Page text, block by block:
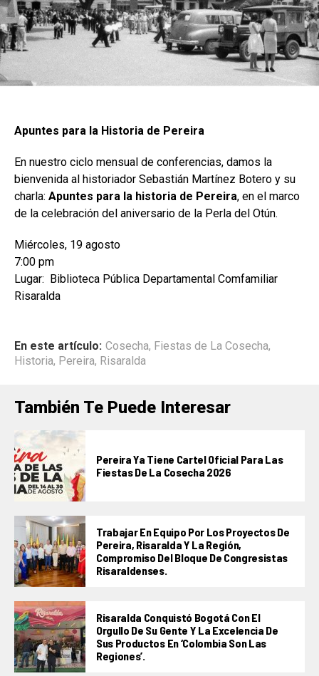
Apuntes para la Historia de Pereira
En nuestro ciclo mensual de conferencias, damos la
bienvenida al historiador Sebastián Martínez Botero y su
charla: Apuntes para la historia de Pereira, en el marco
de la celebración del aniversario de la Perla del Otún.
Miércoles, 19 agosto
7:00 pm
Lugar: Biblioteca Pública Departamental Comfamiliar
Risaralda
En este artículo: Cosecha, Fiestas de La Cosecha,
Historia, Pereira, Risaralda
También Te Puede Interesar
Pereira Ya Tiene Cartel Oficial Para Las
Fiestas De La Cosecha 2026
Trabajar En Equipo Por Los Proyectos De
Pereira, Risaralda Y La Región,
Compromiso Del Bloque De Congresistas
Risaraldenses.
Risaralda Conquistó Bogotá Con El
Orgullo De Su Gente Y La Excelencia De
Sus Productos En ‘Colombia Son Las
Regiones’.